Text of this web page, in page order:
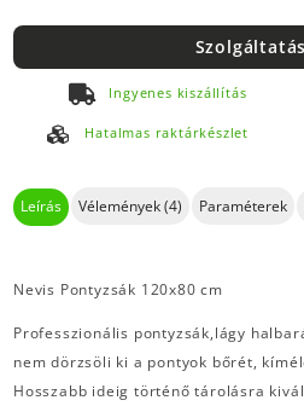
Ingyenes kiszállítás
Hatalmas raktárkészlet
Leírás Vélemények (4) Paraméterek
Nevis Pontyzsák 120x80 cm
Professzionális pontyzsák,lágy
nem dörzsöli ki a pontyok bőrét,
Hosszabb ideig történő tárolásra